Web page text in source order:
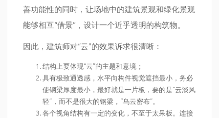
善功能性的同时，让场地中的建筑景观和绿化景观
能够相互“借景”，设计一个近乎透明的构筑物。
因此，建筑师对“云”的效果诉求很清晰：
结构上要体现“云”的主题和意境；
具有极致通透感，水平向构件视觉遮挡最小，务必
使钢梁厚度最小，最好就是一片板，要的是“云淡风
轻”，而不是很大的钢梁，“乌云密布”。
各个视角结构有一定的变化，不至于太呆板。连接